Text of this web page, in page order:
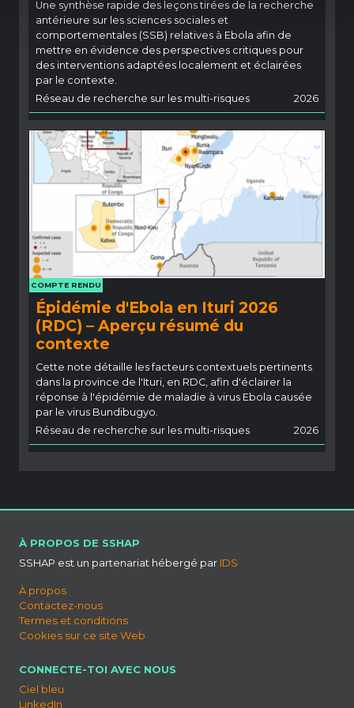
Une synthèse rapide des leçons tirées de la recherche
antérieure sur les sciences sociales et
comportementales (SSB) relatives à Ebola afin de
mettre en évidence des perspectives critiques pour
des interventions adaptées localement et éclairées
par le contexte.
Réseau de recherche sur les multi-risques
2026
COMPTE RENDU
Épidémie d'Ebola en Ituri 2026
(RDC) – Aperçu résumé du
contexte
Cette note détaille les facteurs contextuels pertinents
dans la province de l'Ituri, en RDC, afin d'éclairer la
réponse à l'épidémie de maladie à virus Ebola causée
par le virus Bundibugyo.
Réseau de recherche sur les multi-risques
2026
À PROPOS DE SSHAP
SSHAP est un partenariat hébergé par IDS
À propos
Contactez-nous
Termes et conditions
Cookies sur ce site Web
CONNECTE-TOI AVEC NOUS
Ciel bleu
LinkedIn